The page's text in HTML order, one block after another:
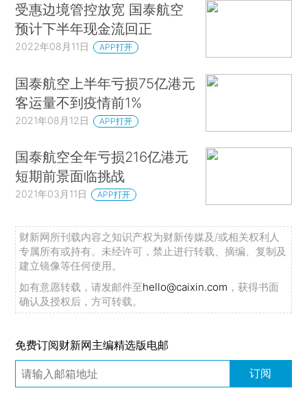
受惠边境管控放宽 国泰航空
预计下半年现金流回正
2022年08月11日 APP打开
国泰航空上半年亏损75亿港元
客运量不到疫情前1%
2021年08月12日 APP打开
国泰航空全年亏损216亿港元
短期前景面临挑战
2021年03月11日 APP打开
财新网所刊载内容之知识产权为财新传媒及/或相关权利人
专属所有或持有。未经许可，禁止进行转载、摘编、复制及
建立镜像等任何使用。
如有意愿转载，请发邮件至hello@caixin.com ，获得书面
确认及授权后，方可转载。
免费订阅财新网主编精选版电邮
订阅